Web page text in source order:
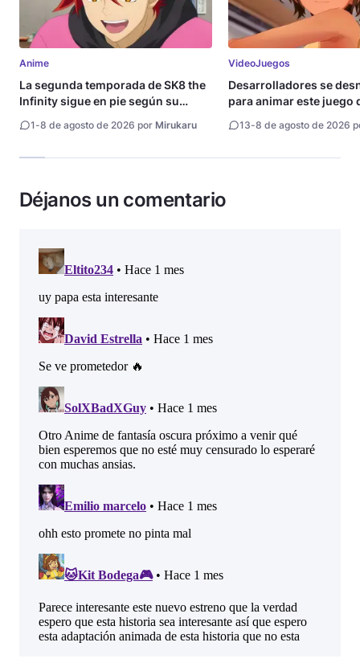
Anime
La segunda temporada de SK8 the
Infinity sigue en pie según su
directora
1-8 de agosto de 2026 por Mirukaru
VideoJuegos
Desarrolladores se
para animar este juego
13-8 de agosto de 2026
Déjanos un comentario